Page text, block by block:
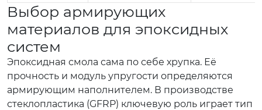
Выбор армирующих
материалов для эпоксидных
систем
Эпоксидная смола сама по себе хрупка. Её
прочность и модуль упругости определяются
армирующим наполнителем. В производстве
стеклопластика (GFRP) ключевую роль играет тип